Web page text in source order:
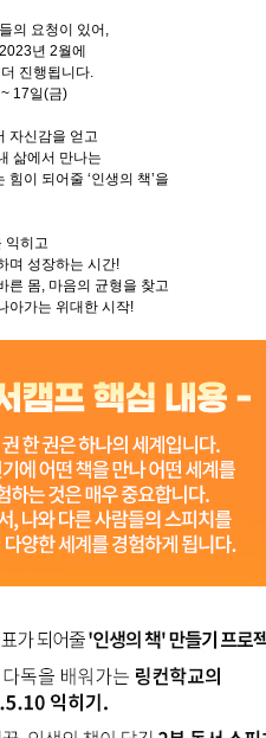
의 요청이 있어,
년 2월에
진행됩니다.
17일(금)
자신감을 얻고
삶에서 만나는
이 되어줄 ‘인생의 책’을
익히고
며 성장하는 시간!
른 몸, 마음의 균형을 찾고
아가는 위대한 시작!